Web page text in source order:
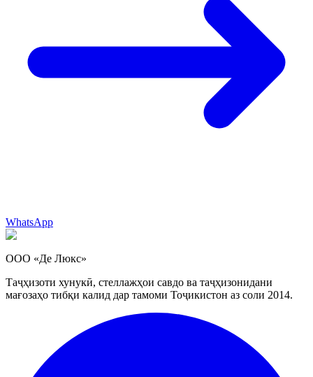
WhatsApp
ООО «Де Люкс»
Таҷҳизоти хунукӣ, стеллажҳои савдо ва таҷҳизонидани
мағозаҳо тибқи калид дар тамоми Тоҷикистон аз соли 2014.